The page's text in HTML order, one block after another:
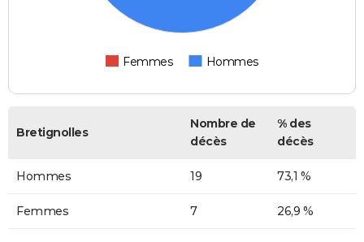
Femmes Hommes
Bretignolles
Nombre de
décès
% des
décès
Hommes 19 73,1 %
Femmes 7 26,9 %